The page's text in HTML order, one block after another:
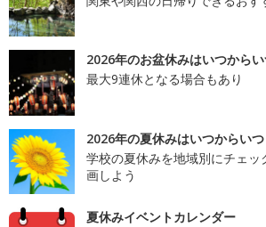
2026年のお盆休みはいつからい
最大9連休となる場合もあり
2026年の夏休みはいつからいつ
学校の夏休みを地域別にチェッ
画しよう
夏休みイベントカレンダー